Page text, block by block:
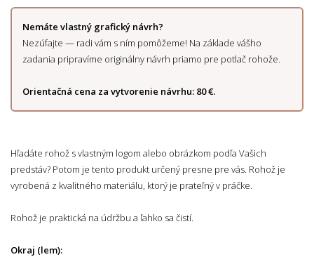
Nemáte vlastný grafický návrh?
Nezúfajte — radi vám s ním pomôžeme! Na základe vášho
zadania pripravíme originálny návrh priamo pre potlač rohože.
Orientačná cena za vytvorenie návrhu: 80 €.
Hľadáte rohož s vlastným logom alebo obrázkom podľa Vašich
predstáv? Potom je tento produkt určený presne pre vás. Rohož je
vyrobená z kvalitného materiálu, ktorý je prateľný v práčke.
Rohož je praktická na údržbu a ľahko sa čistí.
Okraj (lem):